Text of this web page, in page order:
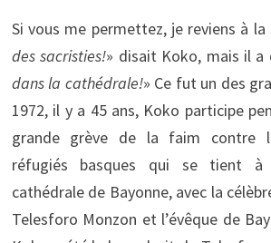
Si vous me permettez, je reviens à
des sacristies!» disait Koko, mais il a
dans la cathédrale!» Ce fut un des
1972, il y a 45 ans, Koko participe
grande grève de la faim contre
réfugiés basques qui se tient à
cathédrale de Bayonne, avec la
Telesforo Monzon et l’évêque de